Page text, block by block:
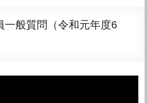
一般質問（令和元年度6